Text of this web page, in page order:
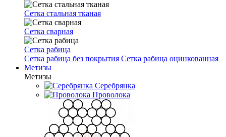
Сетка стальная тканая
Сетка сварная
Сетка рабица
Сетка рабица без покрытия Сетка рабица оцинкованная
Метизы
Метизы
Серебрянка
Проволока